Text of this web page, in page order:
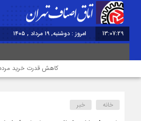
13:07:29 امروز : دوشنبه, ۱۹ مرداد , ۱۴۰۵
کاهش قدرت خرید
خانه خبر